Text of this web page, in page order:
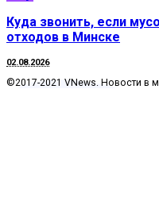
Куда звонить, если
отходов в Минске
02.08.2026
©2017-2021 VNews. Новости в